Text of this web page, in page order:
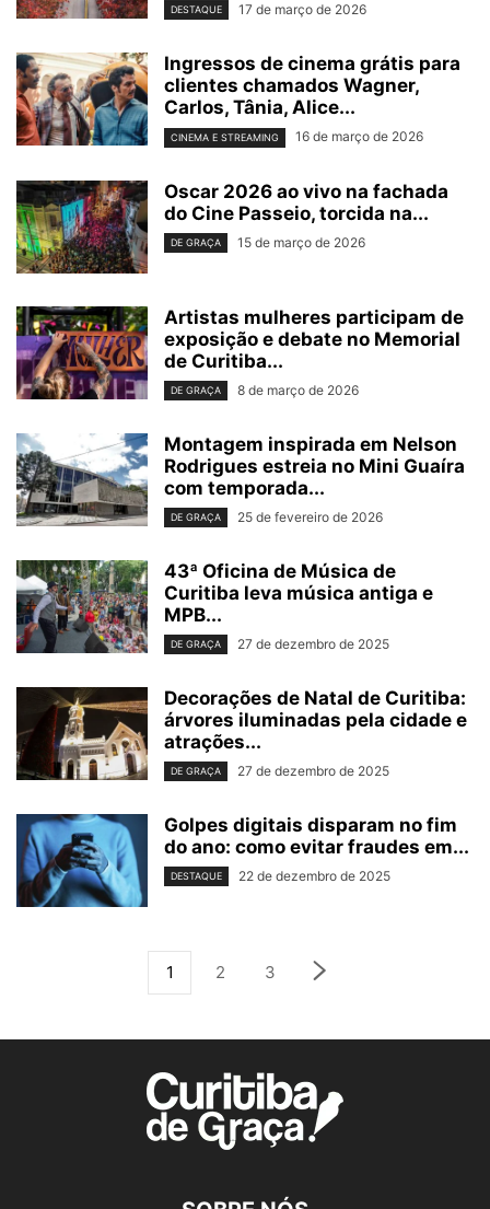
DESTAQUE 17 de março de 2026
Ingressos de cinema grátis para
clientes chamados Wagner,
Carlos, Tânia, Alice...
CINEMA E STREAMING 16 de março de 2026
Oscar 2026 ao vivo na fachada
do Cine Passeio, torcida na...
DE GRAÇA 15 de março de 2026
Artistas mulheres participam de
exposição e debate no Memorial
de Curitiba...
DE GRAÇA 8 de março de 2026
Montagem inspirada em Nelson
Rodrigues estreia no Mini Guaíra
com temporada...
DE GRAÇA 25 de fevereiro de 2026
43ª Oficina de Música de
Curitiba leva música antiga e
MPB...
DE GRAÇA 27 de dezembro de 2025
Decorações de Natal de Curitiba:
árvores iluminadas pela cidade e
atrações...
DE GRAÇA 27 de dezembro de 2025
Golpes digitais disparam no fim
do ano: como evitar fraudes em...
DESTAQUE 22 de dezembro de 2025
1 2 3